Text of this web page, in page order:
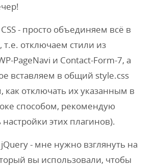
- просто объединяем всё в
т.е. отключаем стили из
PageNavi и Contact-Form-7, а
вставляем в общий style.css
как отключать их указанным в
способом, рекомендую
этих плагинов).
- мне нужно взглянуть на
вы использовали, чтобы